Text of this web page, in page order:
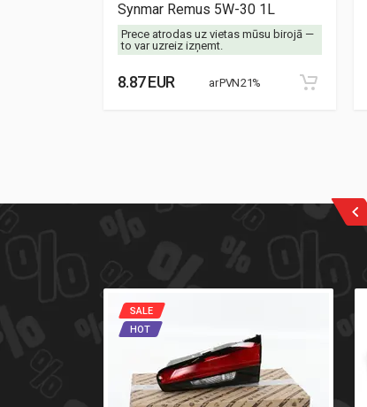
Synmar Remus 5W-30 1L
Prece atrodas uz vietas mūsu birojā —
to var uzreiz izņemt.
8.87 EUR ar PVN 21%
SALE
HOT